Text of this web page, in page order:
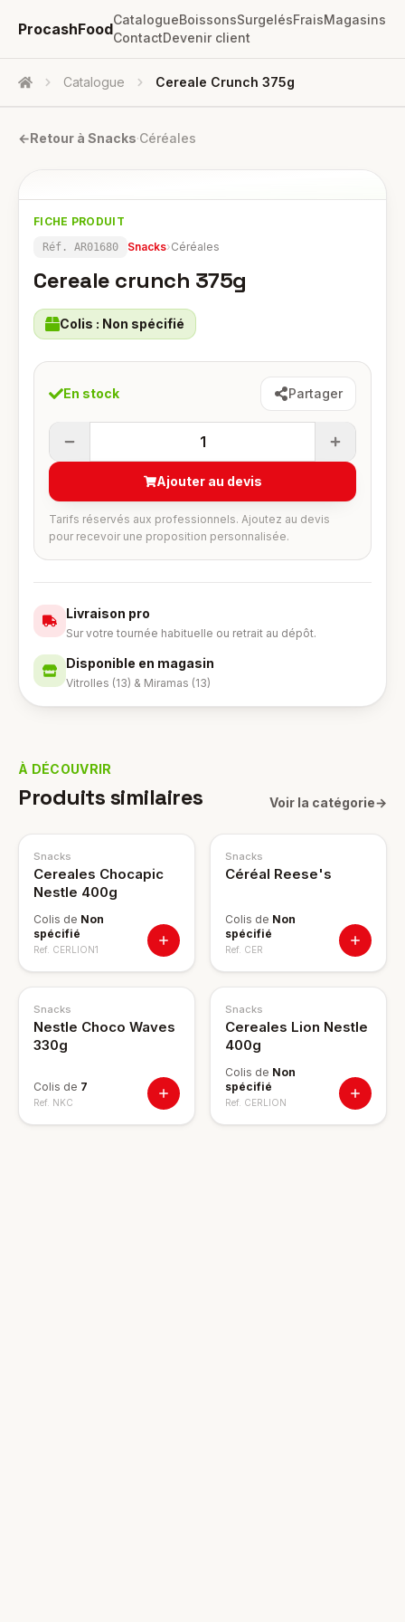
ProcashFood
CatalogueBoissonsSurgelésFraisMagasins
ContactDevenir client
Accueil Catalogue Cereale Crunch 375g
←Retour à Snacks·Céréales
FICHE PRODUIT
Réf. AR01680 Snacks›Céréales
Cereale crunch 375g
Colis : Non spécifié
En stock Partager
1
Ajouter au devis
Tarifs réservés aux professionnels. Ajoutez au devis
pour recevoir une proposition personnalisée.
Livraison pro
Sur votre tournée habituelle ou retrait au dépôt.
Disponible en magasin
Vitrolles (13) & Miramas (13)
À DÉCOUVRIR
Produits similaires Voir la catégorie→
Snacks
Cereales Chocapic
Nestle 400g
Colis de Non
spécifié
Ref. CERLION1
Snacks
Céréal Reese's
Colis de Non
spécifié
Ref. CER
Snacks
Nestle Choco Waves
330g
Colis de 7
Ref. NKC
Snacks
Cereales Lion Nestle
400g
Colis de Non
spécifié
Ref. CERLION